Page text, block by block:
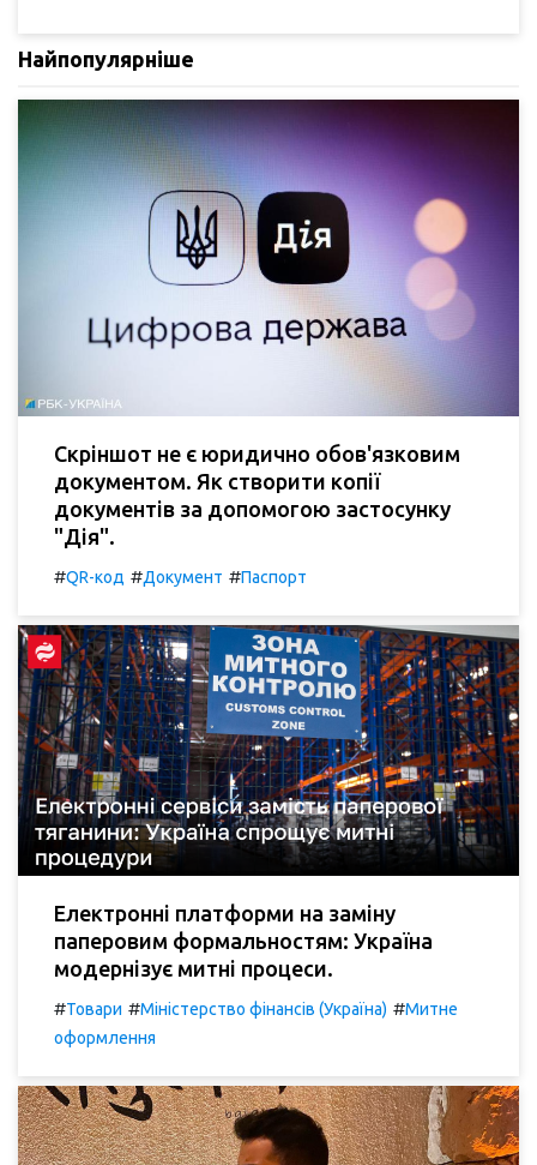
Найпопулярніше
Скріншот не є юридично обов'язковим
документом. Як створити копії
документів за допомогою застосунку
"Дія".
#QR-код #Документ #Паспорт
Електронні платформи на заміну
паперовим формальностям: Україна
модернізує митні процеси.
#Товари #Міністерство фінансів (Україна) #Митне
оформлення